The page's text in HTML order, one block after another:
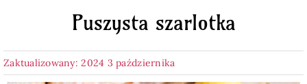
Desery
Puszysta szarlotka
Zaktualizowany: 2024 3 października